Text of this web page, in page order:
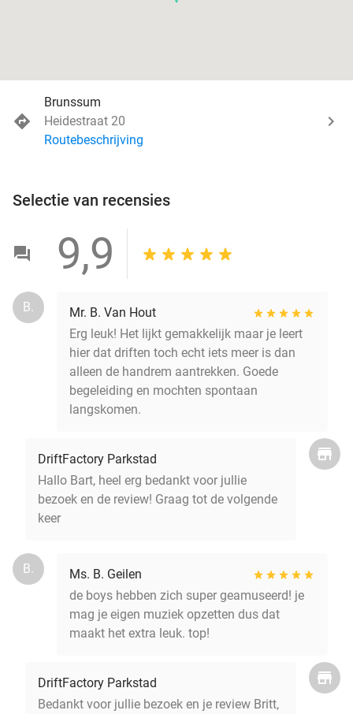
Brunssum
Heidestraat 20
Routebeschrijving
Selectie van recensies
9,9
B.
Mr. B. Van Hout
Erg leuk! Het lijkt gemakkelijk maar je leert
hier dat driften toch echt iets meer is dan
alleen de handrem aantrekken. Goede
begeleiding en mochten spontaan
langskomen.
DriftFactory Parkstad
Hallo Bart, heel erg bedankt voor jullie
bezoek en de review! Graag tot de volgende
keer
B.
Ms. B. Geilen
de boys hebben zich super geamuseerd! je
mag je eigen muziek opzetten dus dat
maakt het extra leuk. top!
DriftFactory Parkstad
Bedankt voor jullie bezoek en je review Britt,